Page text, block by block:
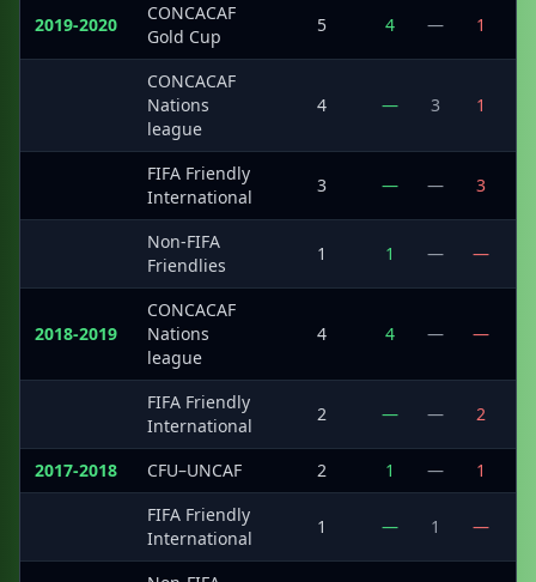
2019-2020
CONCACAF
Gold Cup
5 4 — 1
CONCACAF
Nations
league
4 — 3 1
FIFA Friendly
International
3 — — 3
Non-FIFA
Friendlies
1 1 — —
2018-2019
CONCACAF
Nations
league
4 4 — —
FIFA Friendly
International
2 — — 2
2017-2018 CFU–UNCAF 2 1 — 1
FIFA Friendly
International
1 — 1 —